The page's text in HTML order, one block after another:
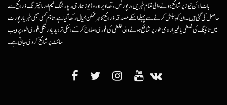
ہاٹ لائن نیوز پر شائع ہونے والی تمام خبریں، رپورٹس، تصاویر اور وڈیوز ہماری رپورٹنگ ٹیم اور مانیٹرنگ ذرائع سے
حاصل کی گئی ہیں۔ ان کو پبلش کرنے سے پہلے اسکے مصدقہ ذرائع کا ہرممکن خیال رکھا گیا ہے، تاہم کسی بھی خبر یا رپورٹ
میں ٹائپنگ کی غلطی یا غیرارادی طور پر شائع ہونے والی غلطی کی فوری اصلاح کرکے اسکی تردید یا درستگی فوری طور پر ویب
سائٹ پر شائع کردی جاتی ہے۔